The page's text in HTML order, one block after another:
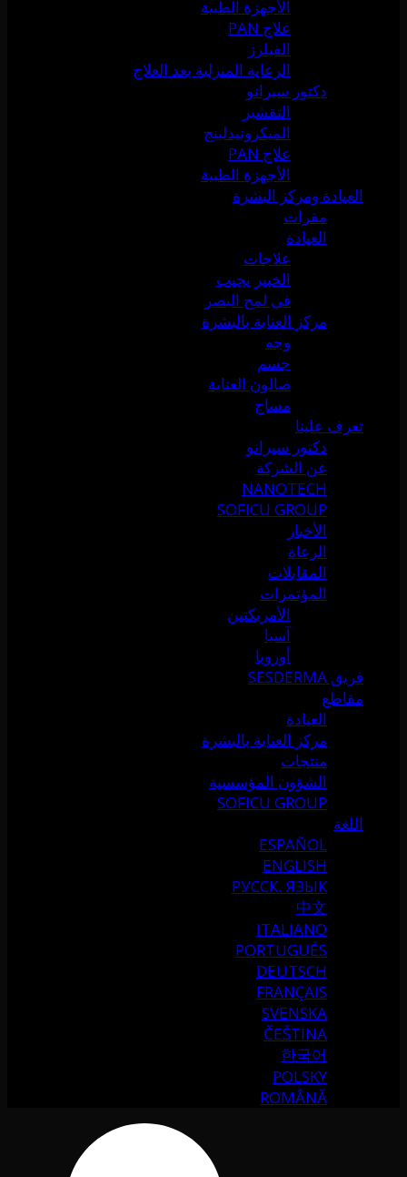
الأجهزة الطبية
علاج PAN
الفيلرز
الرعاية المنزلية بعد العلاج
دكتور سيرانو
التقشير
الميكرونيدلينج
علاج PAN
الأجهزة الطبية
العيادة ومركز البشرة
مقرات
العيادة
علاجات
الخبير يجيب
في لمح البصر
مركز العناية بالبشرة
وجه
جسم
صالون العناية
مساج
تعرف علينا
دكتور سيرانو
عن الشركة
NANOTECH
SOFICU GROUP
الأخبار
الرعاة
المقابلات
المؤتمرات
الأمريكتين
آسيا
أوروبا
فريق SESDERMA
مقاطع
العيادة
مركز العناية بالبشرة
منتجات
الشؤون المؤسسية
SOFICU GROUP
اللغة
ESPAÑOL
ENGLISH
РУССК. ЯЗЫК
中文
ITALIANO
PORTUGUÉS
DEUTSCH
FRANÇAIS
SVENSKA
ČEŠTINA
한국어
POLSKY
ROMÂNĂ